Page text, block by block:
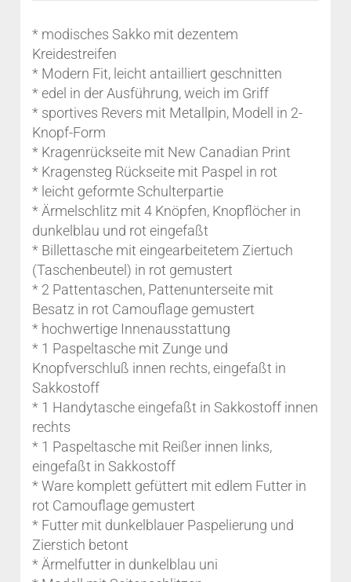
* modisches Sakko mit dezentem
Kreidestreifen
* Modern Fit, leicht antailliert geschnitten
* edel in der Ausführung, weich im Griff
* sportives Revers mit Metallpin, Modell in 2-
Knopf-Form
* Kragenrückseite mit New Canadian Print
* Kragensteg Rückseite mit Paspel in rot
* leicht geformte Schulterpartie
* Ärmelschlitz mit 4 Knöpfen, Knopflöcher in
dunkelblau und rot eingefaßt
* Billettasche mit eingearbeitetem Ziertuch
(Taschenbeutel) in rot gemustert
* 2 Pattentaschen, Pattenunterseite mit
Besatz in rot Camouflage gemustert
* hochwertige Innenausstattung
* 1 Paspeltasche mit Zunge und
Knopfverschluß innen rechts, eingefaßt in
Sakkostoff
* 1 Handytasche eingefaßt in Sakkostoff innen
rechts
* 1 Paspeltasche mit Reißer innen links,
eingefaßt in Sakkostoff
* Ware komplett gefüttert mit edlem Futter in
rot Camouflage gemustert
* Futter mit dunkelblauer Paspelierung und
Zierstich betont
* Ärmelfutter in dunkelblau uni